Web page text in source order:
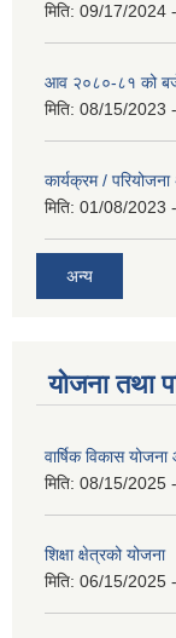
मिति: 09/17/2024
आव २०८०-८१ को
मिति: 08/15/2023
कार्यक्रम /
मिति: 01/08/2023
अन्य
योजना तथा
वार्षिक विकास
मिति: 08/15/2025
शिक्षा क्षेत्रको योजना
मिति: 06/15/2025